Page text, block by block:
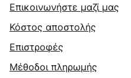
Επικοινωνήστε μαζί μας
Κόστος αποστολής
Επιστροφές
Μέθοδοι πληρωμής